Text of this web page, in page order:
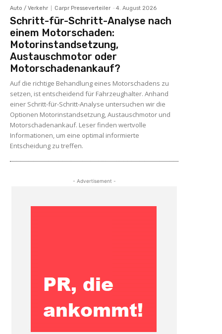
Auto / Verkehr Carpr Presseverteiler - 4. August 2026
Schritt-für-Schritt-Analyse nach
einem Motorschaden:
Motorinstandsetzung,
Austauschmotor oder
Motorschadenankauf?
Auf die richtige Behandlung eines Motorschadens zu
setzen, ist entscheidend für Fahrzeughalter. Anhand
einer Schritt-für-Schritt-Analyse untersuchen wir die
Optionen Motorinstandsetzung, Austauschmotor und
Motorschadenankauf. Leser finden wertvolle
Informationen, um eine optimal informierte
Entscheidung zu treffen.
- Advertisement -